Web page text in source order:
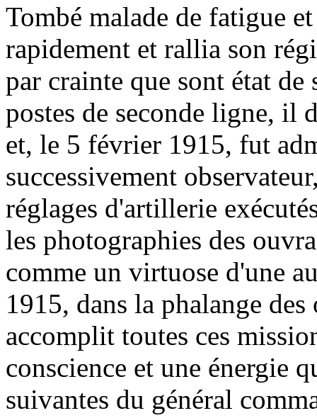
Tombé malade de fatigue
rapidement et rallia son
par crainte que sont état
postes de seconde ligne, il
et, le 5 février 1915, fut
successivement
réglages d'artillerie
les photographies des
comme un virtuose d'une
1915, dans la phalange
accomplit toutes ces
conscience et une énergie
suivantes du général